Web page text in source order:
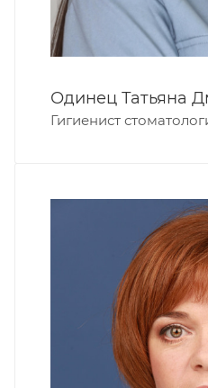
Одинец Татьяна
Гигиенист